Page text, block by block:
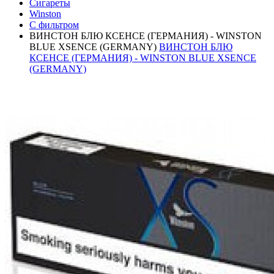
Сигареты
Winston
С фильтром
ВИНСТОН БЛЮ КСЕНСЕ (ГЕРМАНИЯ) - WINSTON
BLUE XSENCE (GERMANY) ВИНСТОН БЛЮ
КСЕНСЕ (ГЕРМАНИЯ) - WINSTON BLUE XSENCE
(GERMANY)